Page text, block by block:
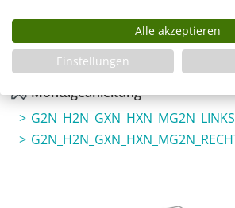
Fragen zum Artikel
3 Jahre Garantie & Ersatzteilservice
Montageanleitung
Alle akzeptieren
Einstellungen